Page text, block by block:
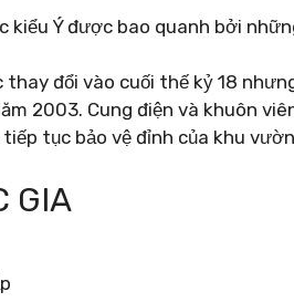
kiểu Ý được bao quanh bởi
đổi vào cuối thế kỷ 18
2003. Cung điện và khuôn
tục bảo vệ đỉnh của khu
GIA